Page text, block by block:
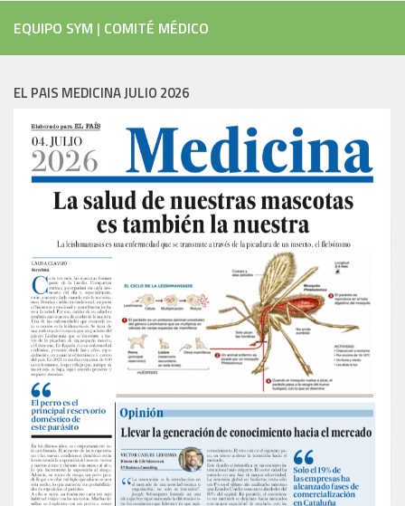
EQUIPO SYM | COMITÉ MÉDICO
EL PAIS MEDICINA JULIO 2026